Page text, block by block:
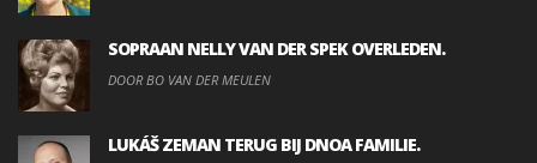
SOPRAAN NELLY VAN DER SPEK OVERLEDEN.
DOOR BO VAN DER MEULEN
LUKÁŠ ZEMAN TERUG BIJ DNOA FAMILIE.